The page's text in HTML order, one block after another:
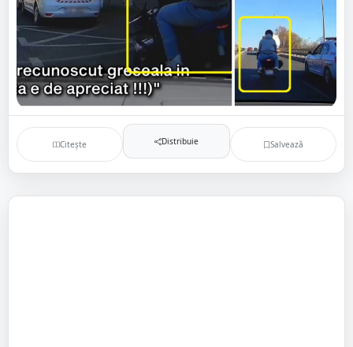
Citește Distribuie Salvează